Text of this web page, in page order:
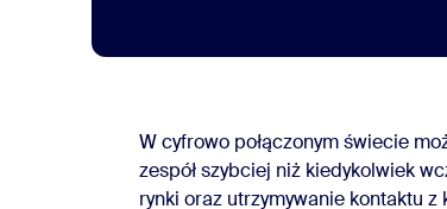
W cyfrowo połączonym świecie
zespół szybciej niż kiedykolwiek
rynki oraz utrzymywanie kontaktu